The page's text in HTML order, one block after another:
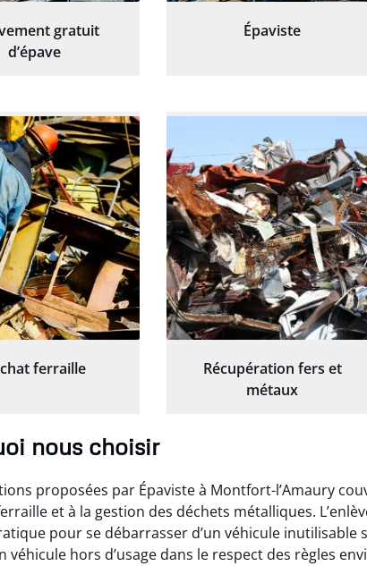
gratuit
d’épave
Épaviste
ferraille
Récupération fers et
métaux
nous choisir
proposées par Épaviste à Montfort-l’Amaury
et à la gestion des déchets métalliques.
pour se débarrasser d’un véhicule inutilisable
véhicule hors d’usage dans le respect des règles